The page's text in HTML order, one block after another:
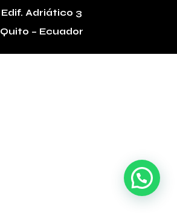
Edif. Adriático 3
Quito – Ecuador